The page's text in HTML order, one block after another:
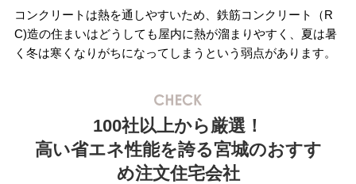
コンクリートは熱を通しやすいため、鉄筋コンクリート（R
C)造の住まいはどうしても屋内に熱が溜まりやすく、夏は暑
く冬は寒くなりがちになってしまうという弱点があります。
100社以上から厳選！
高い省エネ性能を誇る宮城のおすす
め注文住宅会社